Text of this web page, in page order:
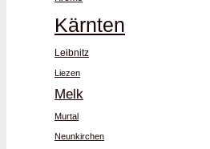
Kärnten
Leibnitz
Liezen
Melk
Murtal
Neunkirchen